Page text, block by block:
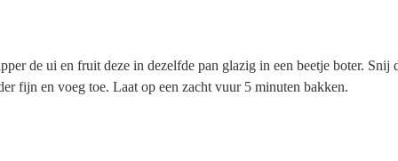
de ui en fruit deze in dezelfde pan glazig in een beetje boter. Snij
fijn en voeg toe. Laat op een zacht vuur 5 minuten bakken.